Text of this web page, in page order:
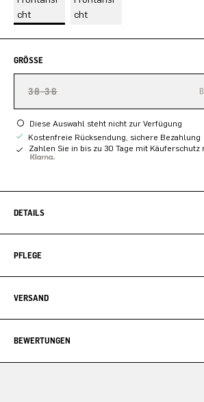
GRÖSSE
38-36
Diese Auswahl steht nicht zur Verfügung
Kostenfreie Rücksendung, sichere Bezahlung
Zahlen Sie in bis zu 30 Tage mit Käuferschutz
DETAILS
PFLEGE
VERSAND
BEWERTUNGEN